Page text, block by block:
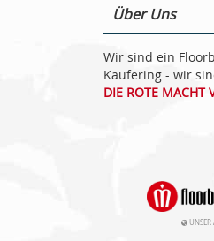
Über Uns
Wir sind ein
Kaufering - wir
DIE ROTE MACHT